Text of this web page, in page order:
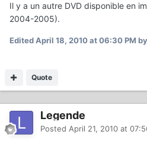
Il y a un autre DVD disponible en
2004-2005).
EditedApril 18, 2010 at 06:30 PM
Quote
Legende
Posted April 21, 2010 at